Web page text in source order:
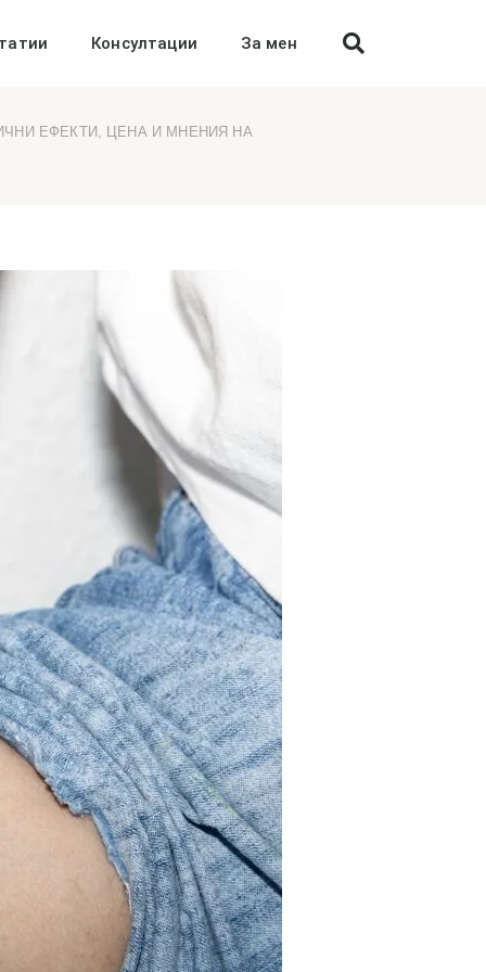
Консултации За мен
ЕФЕКТИ, ЦЕНА И МНЕНИЯ НА